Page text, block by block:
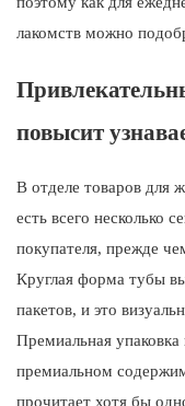
лакомств можно
повысит
В отделе товаров для
есть всего несколько
покупателя, прежде
Круглая форма тубы
пакетов, и это
Премиальная упаковка
премиальном
прочитает хотя бы